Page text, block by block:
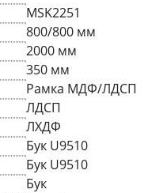
MSK2251
800/800 мм
2000 мм
350 мм
Рамка МДФ/ЛДСП
ЛДСП
ЛХДФ
Бук U9510
Бук U9510
Бук